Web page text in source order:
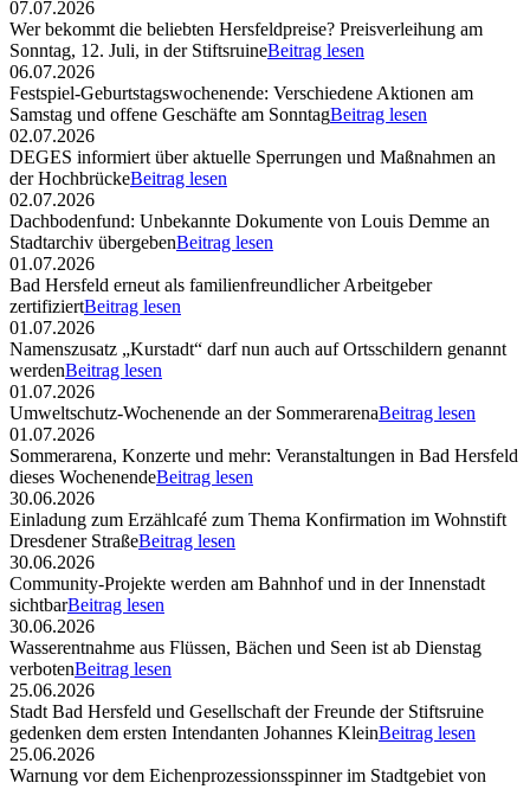
07.07.2026
Wer bekommt die beliebten Hersfeldpreise? Preisverleihung am
Sonntag, 12. Juli, in der StiftsruineBeitrag lesen
06.07.2026
Festspiel-Geburtstagswochenende: Verschiedene Aktionen am
Samstag und offene Geschäfte am SonntagBeitrag lesen
02.07.2026
DEGES informiert über aktuelle Sperrungen und Maßnahmen an
der HochbrückeBeitrag lesen
02.07.2026
Dachbodenfund: Unbekannte Dokumente von Louis Demme an
Stadtarchiv übergebenBeitrag lesen
01.07.2026
Bad Hersfeld erneut als familienfreundlicher Arbeitgeber
zertifiziertBeitrag lesen
01.07.2026
Namenszusatz „Kurstadt“ darf nun auch auf Ortsschildern genannt
werdenBeitrag lesen
01.07.2026
Umweltschutz-Wochenende an der SommerarenaBeitrag lesen
01.07.2026
Sommerarena, Konzerte und mehr: Veranstaltungen in Bad Hersfeld
dieses WochenendeBeitrag lesen
30.06.2026
Einladung zum Erzählcafé zum Thema Konfirmation im Wohnstift
Dresdener StraßeBeitrag lesen
30.06.2026
Community-Projekte werden am Bahnhof und in der Innenstadt
sichtbarBeitrag lesen
30.06.2026
Wasserentnahme aus Flüssen, Bächen und Seen ist ab Dienstag
verbotenBeitrag lesen
25.06.2026
Stadt Bad Hersfeld und Gesellschaft der Freunde der Stiftsruine
gedenken dem ersten Intendanten Johannes KleinBeitrag lesen
25.06.2026
Warnung vor dem Eichenprozessionsspinner im Stadtgebiet von